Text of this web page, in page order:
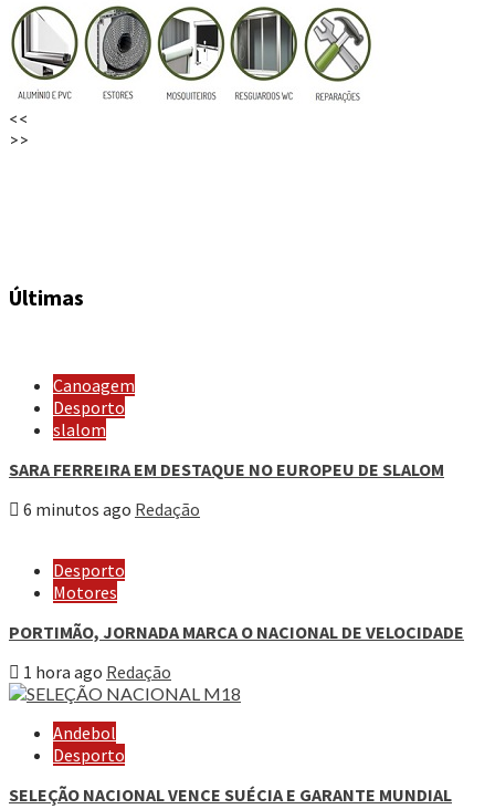
<<
>>
Últimas
Canoagem
Desporto
slalom
SARA FERREIRA EM DESTAQUE NO EUROPEU DE SLALOM
6 minutos ago Redação
Desporto
Motores
PORTIMÃO, JORNADA MARCA O NACIONAL DE VELOCIDADE
1 hora ago Redação
Andebol
Desporto
SELEÇÃO NACIONAL VENCE SUÉCIA E GARANTE MUNDIAL